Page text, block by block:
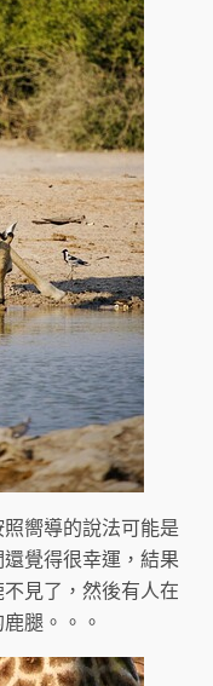
嚮導的說法可能是
覺得很幸運，結果
見了，然後有人在
腿。。。